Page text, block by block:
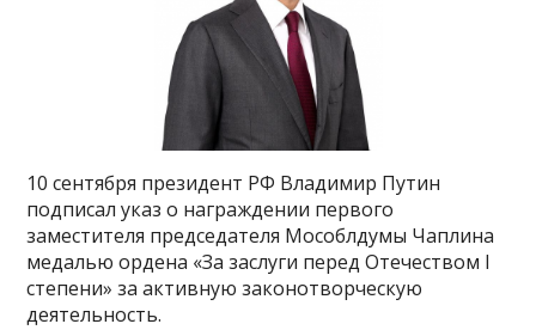
10 сентября президент РФ Владимир Путин
подписал указ о награждении первого
заместителя председателя Мособлдумы Чаплина
медалью ордена «За заслуги перед Отечеством I
степени» за активную законотворческую
деятельность.